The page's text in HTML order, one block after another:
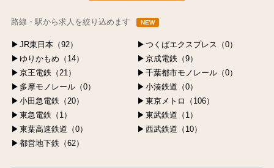
路線・駅から求人を絞り込めます NEW
JR東日本（92）
つくばエクスプレス（0）
ゆりかもめ（14）
京成電鉄（9）
京王電鉄（21）
千葉都市モノレール（0）
多摩モノレール（0）
小湊鉄道（0）
小田急電鉄（20）
東京メトロ（106）
東急電鉄（1）
東武鉄道（1）
東葉高速鉄道（0）
西武鉄道（10）
都営地下鉄（62）